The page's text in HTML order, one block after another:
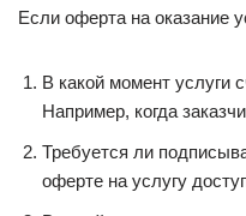
Если оферта на оказание
В какой момент услуги
Например, когда
Требуется ли
оферте на услугу